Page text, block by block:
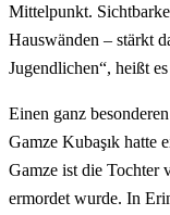
Mittelpunkt.
Hauswänden – stärkt
Jugendlichen“, heißt
Einen ganz
Gamze Kubaşık hatte
Gamze ist die Tochter
ermordet wurde. In